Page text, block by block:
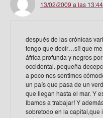
13/02/2009 a las 13:44
después de las crónicas
tengo que decir…sí! que
áfrica profunda y negros
occidental. pequeña
a poco nos sentimos
un país que pasa de un
que llegan hasta el mar. Y
íbamos a trabajar! Y
sobretodo en la capital,que